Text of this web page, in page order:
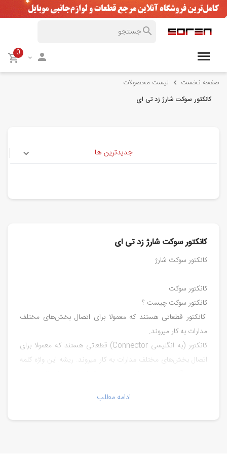
0
صفحه نخست لیست محصولات
کانکتور سوکت شارژ زد تی ای
جدیدترین ها
کانکتور سوکت شارژ زد تی ای
کانکتور سوکت شارژ
کانکتور سوکت
کانکتور سوکت چیست ؟
کانکتور قطعاتی هستند که معمولا برای اتصال بخش‌های مختلف
مدارات به کار میروند.
کانکتور (به انگلیسی Connector) قطعاتی هستند که معمولا برای
اتصال بخش‌های مختلف مدارات به کار میروند. ریشه این واژه کلمه
متمایلیم که به صورتی باشه که بعدا بتونیم اگه یه بخش خراب شد
اون رو تعویض کنیم، استفاده میشه. ورودی‌های تغذیه، اتصالات
ادامه مطلب